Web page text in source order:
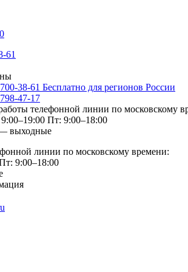
0
61
38-61 Бесплатно для регионов России
47-17
телефонной линии по московскому
Пт: 9:00–18:00
выходные
линии по московскому времени:
9:00–18:00